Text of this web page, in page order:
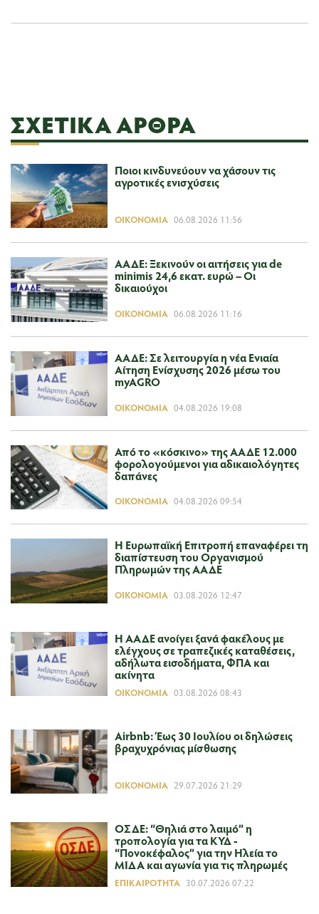
ΣΧΕΤΙΚΆ ΆΡΘΡΑ
Ποιοι κινδυνεύουν να χάσουν τις
αγροτικές ενισχύσεις
ΟΙΚΟΝΟΜΊΑ 06.08.2026 11:56
ΑΑΔΕ: Ξεκινούν οι αιτήσεις για de
minimis 24,6 εκατ. ευρώ – Οι
δικαιούχοι
ΟΙΚΟΝΟΜΊΑ 06.08.2026 11:16
ΑΑΔΕ: Σε λειτουργία η νέα Ενιαία
Αίτηση Ενίσχυσης 2026 μέσω του
myAGRO
ΟΙΚΟΝΟΜΊΑ 04.08.2026 19:08
Από το «κόσκινο» της ΑΑΔΕ 12.000
φορολογούμενοι για αδικαιολόγητες
δαπάνες
ΟΙΚΟΝΟΜΊΑ 04.08.2026 09:54
H Ευρωπαϊκή Επιτροπή επαναφέρει τη
διαπίστευση του Οργανισμού
Πληρωμών της ΑΑΔΕ
ΟΙΚΟΝΟΜΊΑ 03.08.2026 12:47
Η ΑΑΔΕ ανοίγει ξανά φακέλους με
ελέγχους σε τραπεζικές καταθέσεις,
αδήλωτα εισοδήματα, ΦΠΑ και
ακίνητα
ΟΙΚΟΝΟΜΊΑ 03.08.2026 08:43
Airbnb: Έως 30 Ιουλίου οι δηλώσεις
βραχυχρόνιας μίσθωσης
ΟΙΚΟΝΟΜΊΑ 29.07.2026 21:29
ΟΣΔΕ: “Θηλιά στο λαιμό” η
τροπολογία για τα ΚΥΔ -
“Πονοκέφαλος” για την Ηλεία το
ΜΙΔΑ και αγωνία για τις πληρωμές
ΕΠΙΚΑΙΡΌΤΗΤΑ 30.07.2026 07:22